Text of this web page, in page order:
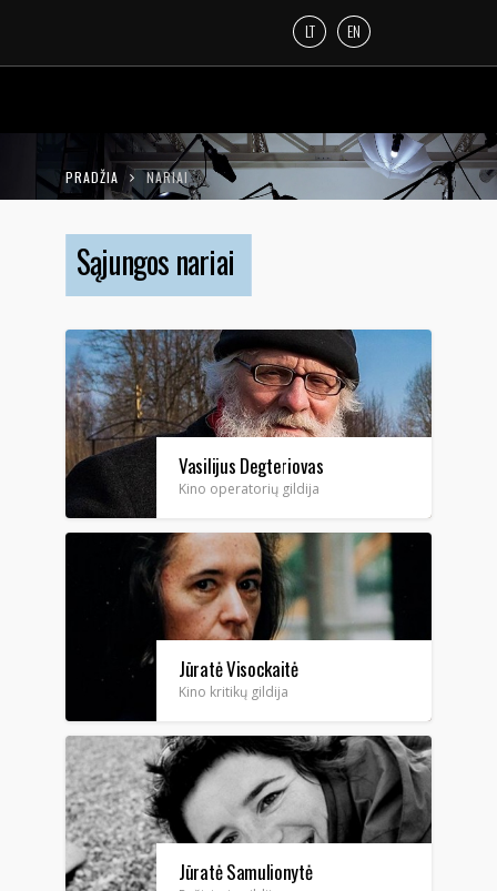
LT EN
PRADŽIA NARIAI
Sąjungos nariai
Vasilijus Degteriovas
Kino operatorių gildija
Jūratė Visockaitė
Kino kritikų gildija
Jūratė Samulionytė